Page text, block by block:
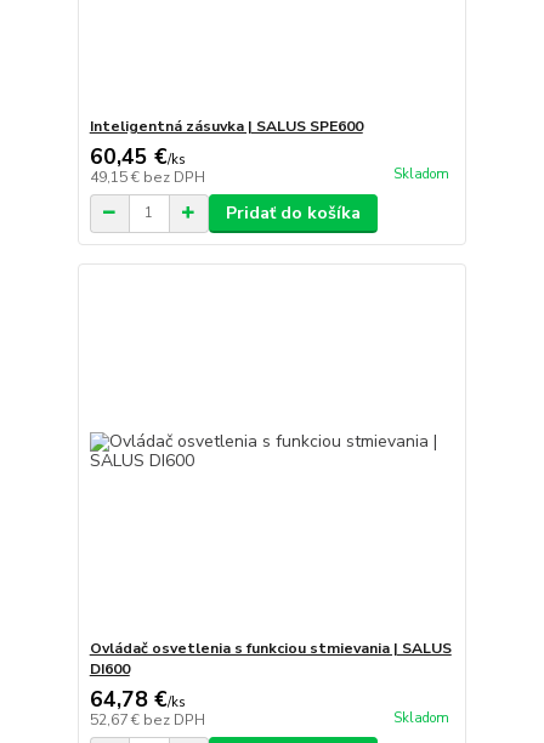
Inteligentná zásuvka | SALUS SPE600
60,45 €/ks
49,15 € bez DPH Skladom
Pridať do košíka
Ovládač osvetlenia s funkciou stmievania | SALUS
DI600
64,78 €/ks
52,67 € bez DPH Skladom